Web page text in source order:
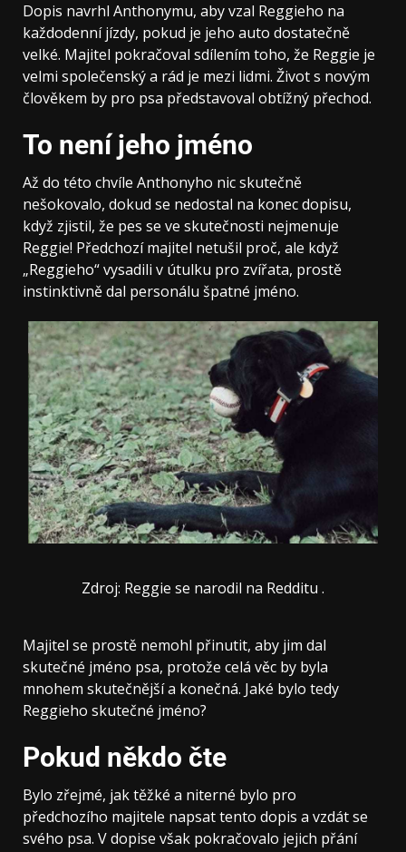
Dopis navrhl Anthonymu, aby vzal Reggieho na
každodenní jízdy, pokud je jeho auto dostatečně
velké. Majitel pokračoval sdílením toho, že Reggie je
velmi společenský a rád je mezi lidmi. Život s novým
člověkem by pro psa představoval obtížný přechod.
To není jeho jméno
Až do této chvíle Anthonyho nic skutečně
nešokovalo, dokud se nedostal na konec dopisu,
když zjistil, že pes se ve skutečnosti nejmenuje
Reggie! Předchozí majitel netušil proč, ale když
„Reggieho“ vysadili v útulku pro zvířata, prostě
instinktivně dal personálu špatné jméno.
Zdroj: Reggie se narodil na Redditu .
Majitel se prostě nemohl přinutit, aby jim dal
skutečné jméno psa, protože celá věc by byla
mnohem skutečnější a konečná. Jaké bylo tedy
Reggieho skutečné jméno?
Pokud někdo čte
Bylo zřejmé, jak těžké a niterné bylo pro
předchozího majitele napsat tento dopis a vzdát se
svého psa. V dopise však pokračovalo jejich přání